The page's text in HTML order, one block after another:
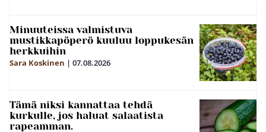
Minuuteissa valmistuva
mustikkapöperö kuuluu loppukesän
herkkuihin
Sara Koskinen | 07.08.2026
Tämä niksi kannattaa tehdä
kurkulle, jos haluat salaatista
rapeamman.